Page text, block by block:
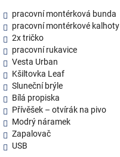
pracovní montérková bunda
pracovní montérkové kalhoty
2x tričko
pracovní rukavice
Vesta Urban
Kšiltovka Leaf
Sluneční brýle
Bílá propiska
Přívěšek – otvírák na pivo
Modrý náramek
Zapalovač
USB